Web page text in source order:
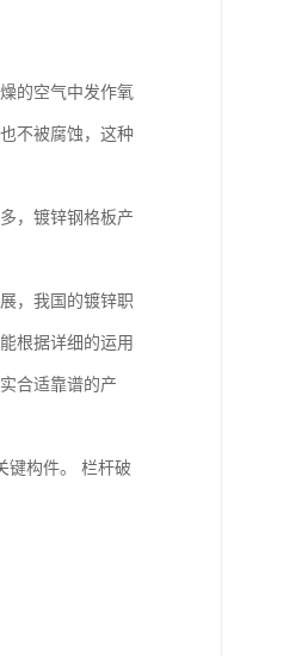
的空气中发作氧
不被腐蚀，这种
，镀锌钢格板产
，我国的镀锌职
根据详细的运用
合适靠谱的产
键构件。 栏杆破